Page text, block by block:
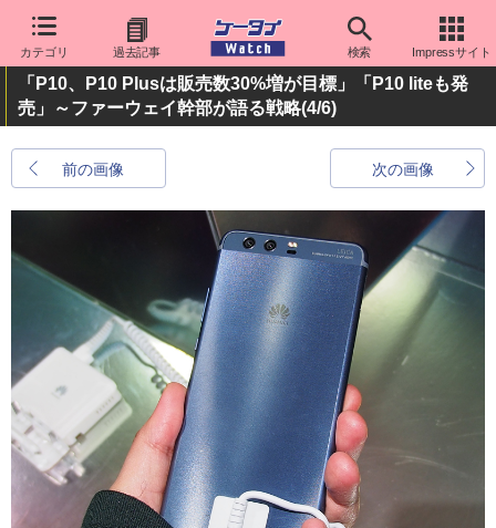
カテゴリ 過去記事 検索 Impressサイト
「P10、P10 Plusは販売数30%増が目標」「P10 liteも発
売」～ファーウェイ幹部が語る戦略(4/6)
前の画像 次の画像